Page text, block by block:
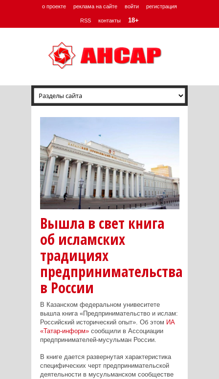
о проекте реклама на сайте войти регистрация
RSS контакты 18+
Вышла в свет книга
об исламских
традициях
предпринимательства
в России
В Казанском федеральном унивеситете
вышла книга «Предпринимательство и ислам:
Российский исторический опыт». Об этом ИА
«Татар-информ»сообщили в Ассоциации
предпринимателей-мусульман России.
В книге дается развернутая характеристика
специфических черт предпринимательской
деятельности в мусульманском сообществе